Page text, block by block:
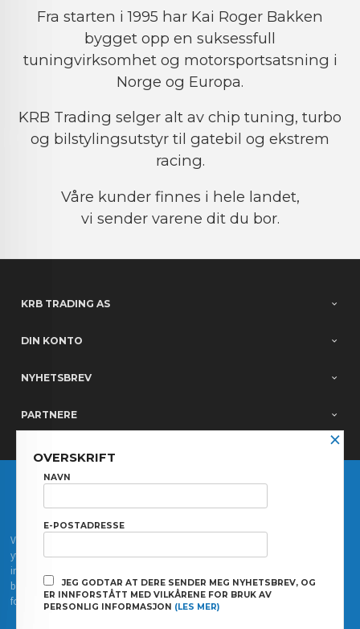
Fra starten i 1995 har Kai Roger Bakken
bygget opp en suksessfull
tuningvirksomhet og motorsportsatsning i
Norge og Europa.
KRB Trading selger alt av chip tuning, turbo
og bilstylingsutstyr til gatebil og ekstrem
racing.
Våre kunder finnes i hele landet,
vi sender varene dit du bor.
KRB TRADING AS
DIN KONTO
NYHETSBREV
PARTNERE
FRAKT
NYHETSBREV
Vår nettbutikk bruker cookies slik at du får en bedre kjøpsopplevelse og vi kan
yte deg bedre service. Vi bruker cookies hovedsaklig til å lagre
innloggingsdetaljer og huske hva du har puttet i handlekurven din. Fortsett å
bruke siden som normalt om du godtar dette.Les merellerendre innstillinger
for cookies.
×
OVERSKRIFT
NAVN
E-POSTADRESSE
JEG GODTAR AT DERE SENDER MEG NYHETSBREV, OG
ER INNFORSTÅTT MED VILKÅRENE FOR BRUK AV
PERSONLIG INFORMASJON (LES MER)